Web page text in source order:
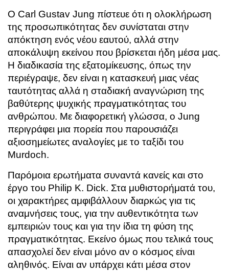
Ο Carl Gustav Jung πίστευε ότι η ολοκλήρωση
της προσωπικότητας δεν συνίσταται στην
απόκτηση ενός νέου εαυτού, αλλά στην
αποκάλυψη εκείνου που βρίσκεται ήδη μέσα μας.
Η διαδικασία της εξατομίκευσης, όπως την
περιέγραψε, δεν είναι η κατασκευή μιας νέας
ταυτότητας αλλά η σταδιακή αναγνώριση της
βαθύτερης ψυχικής πραγματικότητας του
ανθρώπου. Με διαφορετική γλώσσα, ο Jung
περιγράφει μια πορεία που παρουσιάζει
αξιοσημείωτες αναλογίες με το ταξίδι του
Murdoch.
Παρόμοια ερωτήματα συναντά κανείς και στο
έργο του Philip K. Dick. Στα μυθιστορήματά του,
οι χαρακτήρες αμφιβάλλουν διαρκώς για τις
αναμνήσεις τους, για την αυθεντικότητα των
εμπειριών τους και για την ίδια τη φύση της
πραγματικότητας. Εκείνο όμως που τελικά τους
απασχολεί δεν είναι μόνο αν ο κόσμος είναι
αληθινός. Είναι αν υπάρχει κάτι μέσα στον